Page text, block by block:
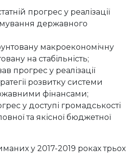
прогрес у реалізації
державного
макроекономічну
на стабільність;
прогрес у реалізації
розвитку системи
фінансами;
у доступі громадськості
та якісної бюджетної
у 2017-2019 роках трьох